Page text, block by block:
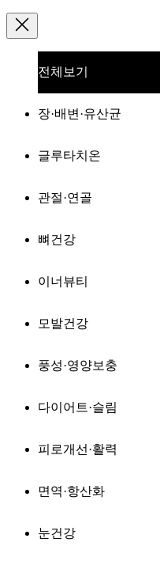
전체보기
장·배변·유산균
글루타치온
관절·연골
뼈건강
이너뷰티
모발건강
풍성·영양보충
다이어트·슬림
피로개선·활력
면역·항산화
눈건강